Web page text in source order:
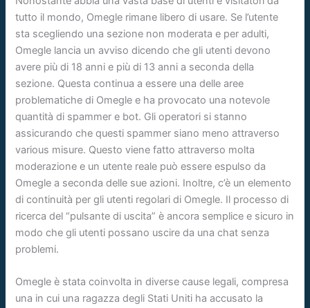
tutto il mondo, Omegle rimane libero di usare. Se l’utente
sta scegliendo una sezione non moderata e per adulti,
Omegle lancia un avviso dicendo che gli utenti devono
avere più di 18 anni e più di 13 anni a seconda della
sezione. Questa continua a essere una delle aree
problematiche di Omegle e ha provocato una notevole
quantità di spammer e bot. Gli operatori si stanno
assicurando che questi spammer siano meno attraverso
various misure. Questo viene fatto attraverso molta
moderazione e un utente reale può essere espulso da
Omegle a seconda delle sue azioni. Inoltre, c’è un elemento
di continuità per gli utenti regolari di Omegle. Il processo di
ricerca del “pulsante di uscita” è ancora semplice e sicuro in
modo che gli utenti possano uscire da una chat senza
problemi.
Omegle è stata coinvolta in diverse cause legali, compresa
una in cui una ragazza degli Stati Uniti ha accusato la